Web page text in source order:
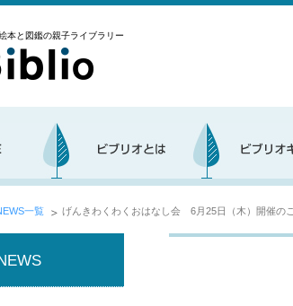
本と図鑑の親子ライブラリー
一覧 げんきわくわくおはなし会 6月25日（木）開催の